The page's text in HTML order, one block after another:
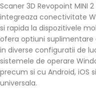
Scaner 3D Revopoint MINI
integreaza conectivitate
si rapida la dispozitivele
ofera optiuni
in diverse configuratii de
sistemele de operare
precum si cu Android, iOS
universala.